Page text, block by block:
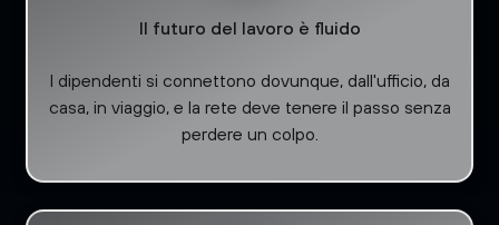
Il futuro del lavoro è fluido
I dipendenti si connettono dovunque, dall'ufficio, da
casa, in viaggio, e la rete deve tenere il passo senza
perdere un colpo.